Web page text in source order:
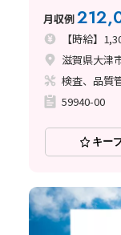
月収例
【時給】
滋賀県大津
検査、品質
59940-00
キー